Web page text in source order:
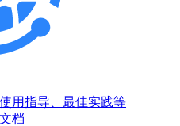
用指导、最佳实践等
档